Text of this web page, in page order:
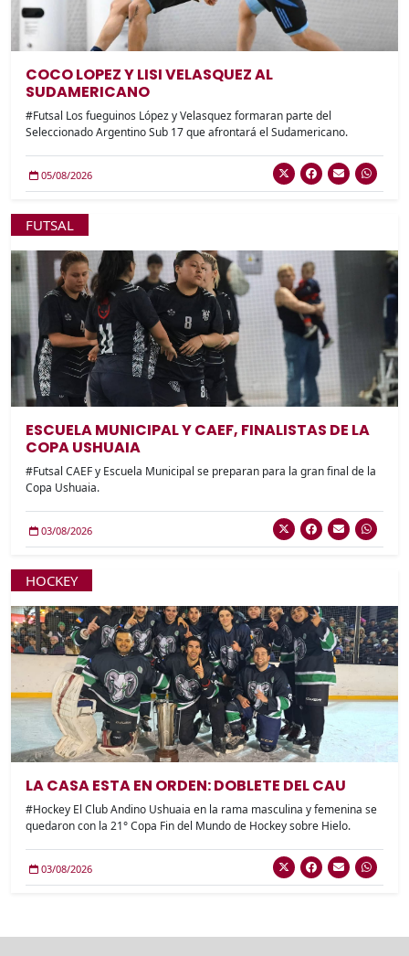
COCO LOPEZ Y LISI VELASQUEZ AL
SUDAMERICANO
#Futsal Los fueguinos López y Velasquez formaran parte del
Seleccionado Argentino Sub 17 que afrontará el Sudamericano.
05/08/2026
FUTSAL
ESCUELA MUNICIPAL Y CAEF, FINALISTAS DE LA
COPA USHUAIA
#Futsal CAEF y Escuela Municipal se preparan para la gran final de la
Copa Ushuaia.
03/08/2026
HOCKEY
LA CASA ESTA EN ORDEN: DOBLETE DEL CAU
#Hockey El Club Andino Ushuaia en la rama masculina y femenina se
quedaron con la 21° Copa Fin del Mundo de Hockey sobre Hielo.
03/08/2026